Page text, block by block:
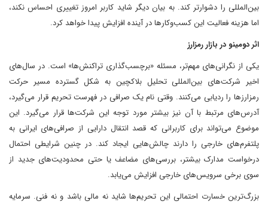
بین‌المللی را دشوارتر کند. به بیان دیگر شاید کاربر امروز تغییری احساس نکند،
اما هزینه فعالیت این کسب‌وکارها در آینده افزایش پیدا خواهد کرد.
اثر دومینو در بازار رمزارز
یکی از نگرانی‌های مهم‌تر، مسئله «برچسب‌گذاری تراکنش‌ها» است. در سال‌های
اخیر شرکت‌های بین‌المللی تحلیل بلاکچین به شکل گسترده مسیر حرکت
رمزارزها را ردیابی می‌کنند. وقتی نام یک صرافی در فهرست تحریم قرار می‌گیرد،
آدرس‌های مرتبط با آن نیز بیشتر مورد توجه این شرکت‌ها قرار می‌گیرد. این
موضوع می‌تواند برای کاربرانی که قصد انتقال دارایی از صرافی‌های ایرانی به
پلتفرم‌های خارجی را دارند چالش‌هایی ایجاد کند. در چنین شرایطی احتمال
درخواست مدارک بیشتر، بررسی‌های مضاعف یا حتی محدودیت‌های جدید از
سوی برخی سرویس‌های خارجی افزایش می‌یابد.
بزرگ‌ترین خسارت احتمالی این تحریم‌ها شاید نه مالی باشد و نه فنی. سرمایه